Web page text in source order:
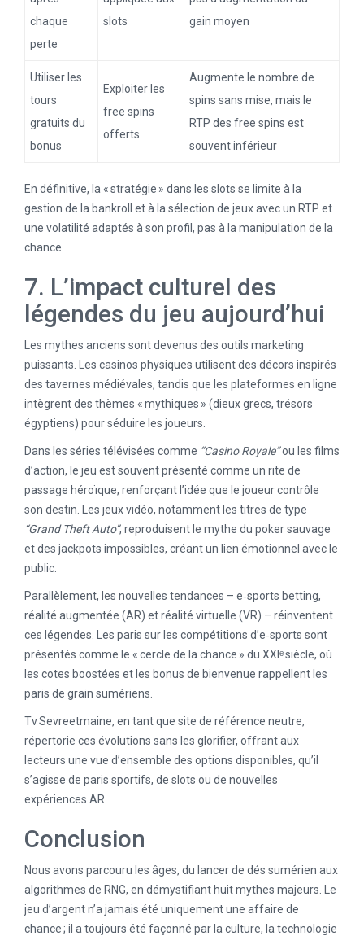
chaque
perte
slots
gain moyen
Utiliser les
tours
gratuits du
bonus
Exploiter les
free spins
offerts
Augmente le nombre de
spins sans mise, mais le
RTP des free spins est
souvent inférieur
En définitive, la « stratégie » dans les slots se limite à la
gestion de la bankroll et à la sélection de jeux avec un RTP et
une volatilité adaptés à son profil, pas à la manipulation de la
chance.
7. L’impact culturel des
légendes du jeu aujourd’hui
Les mythes anciens sont devenus des outils marketing
puissants. Les casinos physiques utilisent des décors inspirés
des tavernes médiévales, tandis que les plateformes en ligne
intègrent des thèmes « mythiques » (dieux grecs, trésors
égyptiens) pour séduire les joueurs.
Dans les séries télévisées comme “Casino Royale”ou les films
d’action, le jeu est souvent présenté comme un rite de
passage héroïque, renforçant l’idée que le joueur contrôle
son destin. Les jeux vidéo, notamment les titres de type
“Grand Theft Auto”, reproduisent le mythe du poker sauvage
et des jackpots impossibles, créant un lien émotionnel avec le
public.
Parallèlement, les nouvelles tendances – e‑sports betting,
réalité augmentée (AR) et réalité virtuelle (VR) – réinventent
ces légendes. Les paris sur les compétitions d’e‑sports sont
présentés comme le « cercle de la chance » du XXIᵉ siècle, où
les cotes boostées et les bonus de bienvenue rappellent les
paris de grain sumériens.
Tv Sevreetmaine, en tant que site de référence neutre,
répertorie ces évolutions sans les glorifier, offrant aux
lecteurs une vue d’ensemble des options disponibles, qu’il
s’agisse de paris sportifs, de slots ou de nouvelles
expériences AR.
Conclusion
Nous avons parcouru les âges, du lancer de dés sumérien aux
algorithmes de RNG, en démystifiant huit mythes majeurs. Le
jeu d’argent n’a jamais été uniquement une affaire de
chance ; il a toujours été façonné par la culture, la technologie